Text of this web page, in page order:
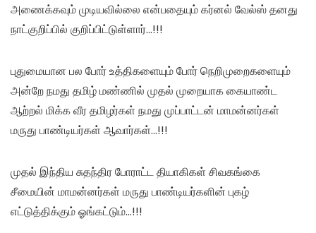
அணைக்கவும் முடியவில்லை என்பதையும் கர்னல் வேல்ஸ் தனது
நாட்குறிப்பில் குறிப்பிட்டுள்ளார்…!!!
புதுமையான பல போர் உத்திகளையும் போர் நெறிமுறைகளையும்
அன்றே நமது தமிழ் மண்ணில் முதல் முறையாக கையாண்ட
ஆற்றல் மிக்க வீர தமிழர்கள் நமது முப்பாட்டன் மாமன்னர்கள்
மருது பாண்டியர்கள் ஆவார்கள்…!!!
முதல் இந்திய சுதந்திர போராட்ட தியாகிகள் சிவகங்கை
சீமையின் மாமன்னர்கள் மருது பாண்டியர்களின் புகழ்
எட்டுத்திக்கும் ஓங்கட்டும்…!!!